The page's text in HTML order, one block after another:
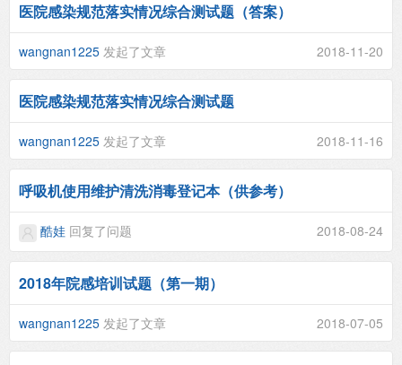
医院感染规范落实情况综合测试题（答案）
wangnan1225 发起了文章 2018-11-20
医院感染规范落实情况综合测试题
wangnan1225 发起了文章 2018-11-16
呼吸机使用维护清洗消毒登记本（供参考）
酷娃 回复了问题 2018-08-24
2018年院感培训试题（第一期）
wangnan1225 发起了文章 2018-07-05